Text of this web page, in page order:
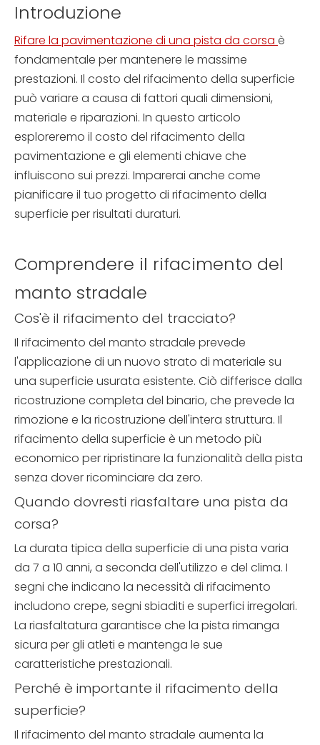
Introduzione
Rifare la pavimentazione di una pista da corsa è
fondamentale per mantenere le massime
prestazioni. Il costo del rifacimento della superficie
può variare a causa di fattori quali dimensioni,
materiale e riparazioni. In questo articolo
esploreremo il costo del rifacimento della
pavimentazione e gli elementi chiave che
influiscono sui prezzi. Imparerai anche come
pianificare il tuo progetto di rifacimento della
superficie per risultati duraturi.
Comprendere il rifacimento del
manto stradale
Cos'è il rifacimento del tracciato?
Il rifacimento del manto stradale prevede
l'applicazione di un nuovo strato di materiale su
una superficie usurata esistente. Ciò differisce dalla
ricostruzione completa del binario, che prevede la
rimozione e la ricostruzione dell'intera struttura. Il
rifacimento della superficie è un metodo più
economico per ripristinare la funzionalità della pista
senza dover ricominciare da zero.
Quando dovresti riasfaltare una pista da
corsa?
La durata tipica della superficie di una pista varia
da 7 a 10 anni, a seconda dell'utilizzo e del clima. I
segni che indicano la necessità di rifacimento
includono crepe, segni sbiaditi e superfici irregolari.
La riasfaltatura garantisce che la pista rimanga
sicura per gli atleti e mantenga le sue
caratteristiche prestazionali.
Perché è importante il rifacimento della
superficie?
Il rifacimento del manto stradale aumenta la